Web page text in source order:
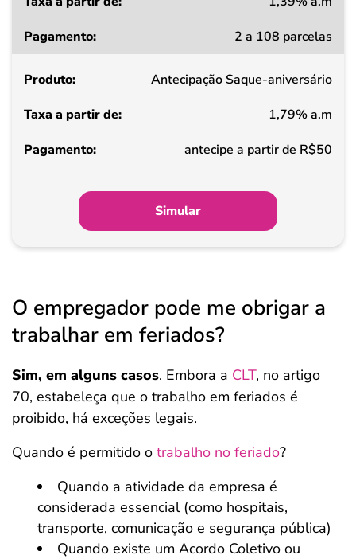
a
de
Pagamento
2 a 108 parcelas
Antecipação Saque-aniversário
1,79% a.m
antecipe a partir de R$50
Simular
O empregador pode me obrigar a
trabalhar em feriados?
Sim, em alguns casos. Embora a CLT, no artigo
70, estabeleça que o trabalho em feriados é
proibido, há exceções legais.
Quando é permitido o trabalho no feriado?
Quando a atividade da empresa é
considerada essencial (como hospitais,
transporte, comunicação e segurança pública)
Quando existe um Acordo Coletivo ou